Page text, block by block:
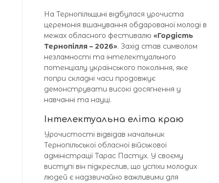
На Тернопільщині відбулася урочиста
церемонія вшанування обдарованої молоді в
межах обласного фестивалю «Гордість
Тернопілля – 2026». Захід став символом
незламності та інтелектуального
потенціалу українського покоління, яке
попри складні часи продовжує
демонструвати високі досягнення у
навчанні та науці.
Інтелектуальна еліта краю
Урочистості відвідав начальник
Тернопільської обласної військової
адміністрації Тарас Пастух. У своєму
виступі він підкреслив, що успіхи молодих
людей є надзвичайно важливими для